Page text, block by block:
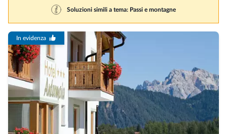
Soluzioni simili a tema: Passi e montagne
In evidenza